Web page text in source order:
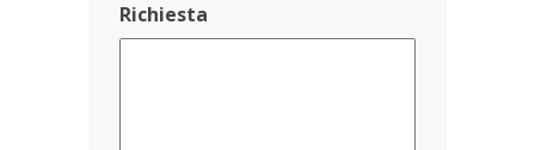
Richiesta